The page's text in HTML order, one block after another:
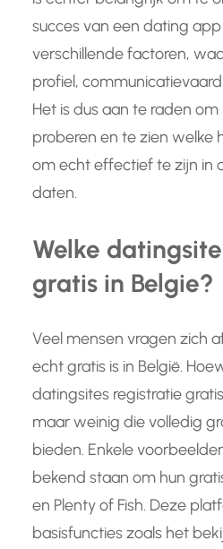
succes van een dating
verschillende factoren,
profiel,
Het is dus aan te raden
proberen en te zien welke
om echt effectief te zijn in
daten.
Welke
gratis in Belgie?
Veel mensen vragen zich
echt gratis is in België.
datingsites registratie
maar weinig die volledig
bieden. Enkele
bekend staan om hun
en Plenty of Fish. Deze
basisfuncties zoals het